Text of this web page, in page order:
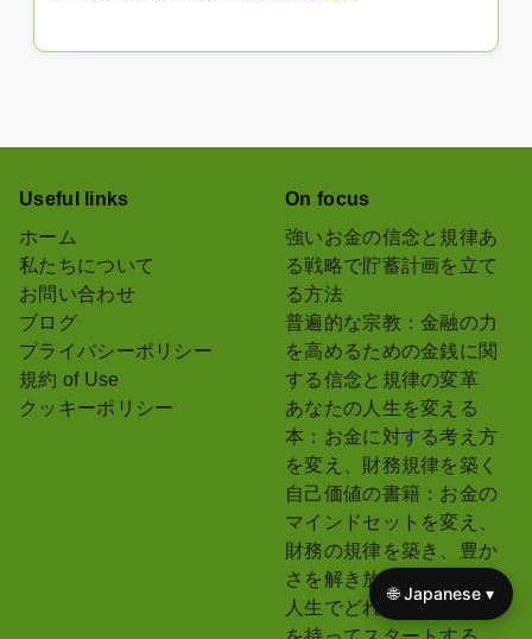
Useful links
ホーム
私たちについて
お問い合わせ
ブログ
プライバシーポリシー
規約 of Use
クッキーポリシー
On focus
強いお金の信念と規律あ
る戦略で貯蓄計画を立て
る方法
普遍的な宗教：金融の力
を高めるための金銭に関
する信念と規律の変革
あなたの人生を変える
本：お金に対する考え方
を変え、財務規律を築く
自己価値の書籍：お金の
マインドセットを変え、
財務の規律を築き、豊か
さを解き放つ
人生でどれくらいのお金
🌐 Japanese ▾